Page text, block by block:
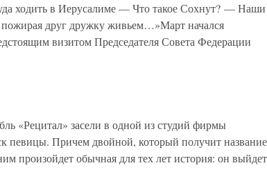
ходить в Иерусалиме — Что такое Сохнут? — Наши
друг дружку живьем…»Март начался
визитом Председателя Совета Федерации
«Рецитал» засели в одной из студий фирмы
певицы. Причем двойной, который получит название
произойдет обычная для тех лет история: он выйдет